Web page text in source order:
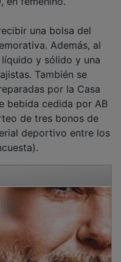
Además, al
y sólido y una
También se
por la Casa
bebida cedida por AB
de tres bonos de
deportivo entre los